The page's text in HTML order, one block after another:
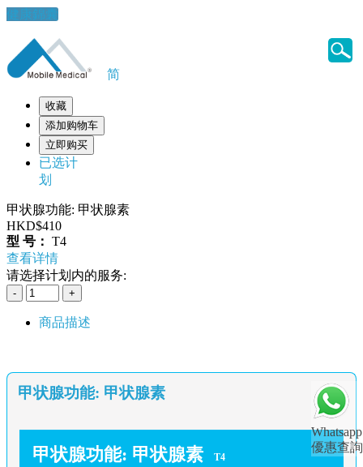
健康錦囊
Whatsapp
優惠查詢
简
收藏
添加购物车
立即购买
已选计
划
甲状腺功能: 甲状腺素
HKD$410
型 号： T4
查看详情
请选择计划内的服务:
商品描述
甲状腺功能: 甲状腺素
甲状腺功能: 甲状腺素 T4